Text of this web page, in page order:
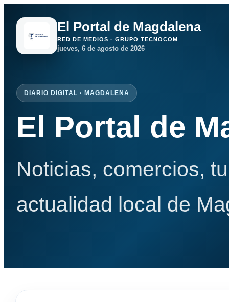
El Portal de Magdalena
RED DE MEDIOS · GRUPO TECNOCOM
jueves, 6 de agosto de 2026
DIARIO DIGITAL · MAGDALENA
El Portal de
Noticias, comercios,
actualidad local de